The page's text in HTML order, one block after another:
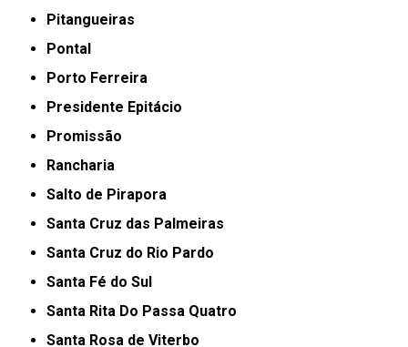
Pitangueiras
Pontal
Porto Ferreira
Presidente Epitácio
Promissão
Rancharia
Salto de Pirapora
Santa Cruz das Palmeiras
Santa Cruz do Rio Pardo
Santa Fé do Sul
Santa Rita Do Passa Quatro
Santa Rosa de Viterbo